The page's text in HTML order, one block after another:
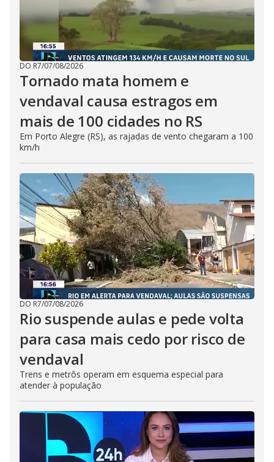
DO R7/07/08/2026
Tornado mata homem e
vendaval causa estragos em
mais de 100 cidades no RS
Em Porto Alegre (RS), as rajadas de vento chegaram a 100
km/h
DO R7/07/08/2026
Rio suspende aulas e pede volta
para casa mais cedo por risco de
vendaval
Trens e metrôs operam em esquema especial para
atender à população